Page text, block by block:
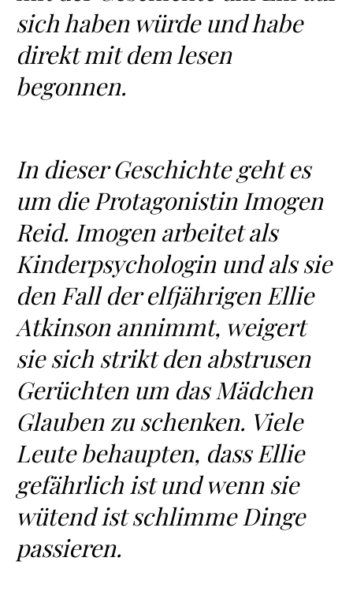
sich haben würde und habe
direkt mit dem lesen
begonnen.
In dieser Geschichte geht es
um die Protagonistin Imogen
Reid. Imogen arbeitet als
Kinderpsychologin und als sie
den Fall der elfjährigen Ellie
Atkinson annimmt, weigert
sie sich strikt den abstrusen
Gerüchten um das Mädchen
Glauben zu schenken. Viele
Leute behaupten, dass Ellie
gefährlich ist und wenn sie
wütend ist schlimme Dinge
passieren.